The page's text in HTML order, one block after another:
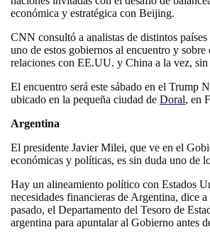
económica y estratégica con Beijing.
CNN consultó a analistas de distintos
uno de estos gobiernos al encuentro y
relaciones con EE.UU. y China a la vez,
El encuentro será este sábado en el
ubicado en la pequeña ciudad de Doral, en
Argentina
El presidente Javier Milei, que ve en el
económicas y políticas, es sin duda uno de
Hay un alineamiento político con Estados
necesidades financieras de Argentina, dice
pasado, el Departamento del Tesoro de
argentina para apuntalar al Gobierno antes